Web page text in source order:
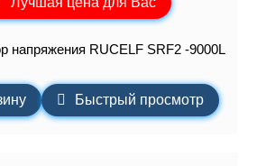
напряжения RUCELF SRF2 -9000L
Быстрый просмотр